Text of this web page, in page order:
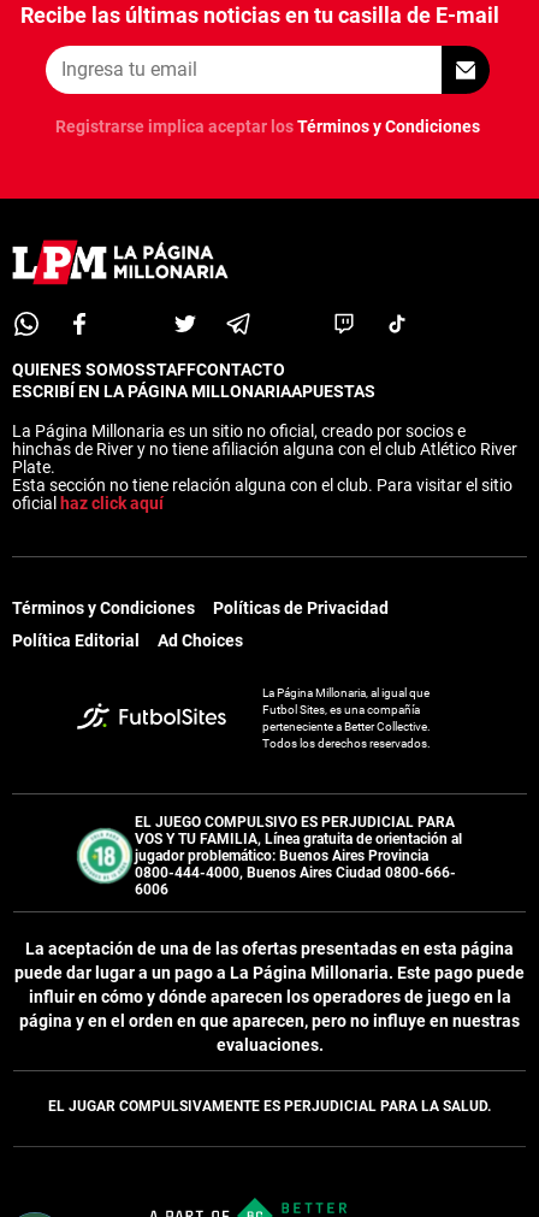
Recibe las últimas noticias en tu casilla de E-mail
Registrarse implica aceptar losTérminos y Condiciones
QUIENES SOMOSSTAFFCONTACTO
ESCRIBÍ EN LA PÁGINA MILLONARIAAPUESTAS
La Página Millonaria es un sitio no oficial, creado por socios e
hinchas de River y no tiene afiliación alguna con el club Atlético River
Plate.
Esta sección no tiene relación alguna con el club. Para visitar el sitio
oficial haz click aquí
Términos y Condiciones
Políticas de Privacidad
Política Editorial
Ad Choices
La Página Millonaria, al igual que
Futbol Sites, es una compañía
perteneciente a Better Collective.
Todos los derechos reservados.
EL JUEGO COMPULSIVO ES PERJUDICIAL PARA
VOS Y TU FAMILIA, Línea gratuita de orientación al
jugador problemático: Buenos Aires Provincia
0800-444-4000, Buenos Aires Ciudad 0800-666-
6006
La aceptación de una de las ofertas presentadas en esta página
puede dar lugar a un pago a La Página Millonaria. Este pago puede
influir en cómo y dónde aparecen los operadores de juego en la
página y en el orden en que aparecen, pero no influye en nuestras
evaluaciones.
EL JUGAR COMPULSIVAMENTE ES PERJUDICIAL PARA LA SALUD.